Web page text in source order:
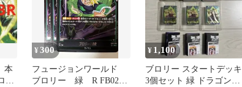
本
¥300
フュージョンワールド
ブロリー 緑 R FB02-
¥ 1,100
ブロリー スタートデッキ
3個セット 緑 ドラゴンボ